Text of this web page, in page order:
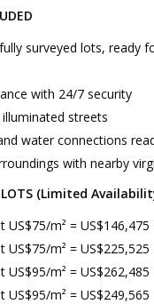
surveyed lots, ready
with 24/7 security
illuminated streets
water connections
with nearby
LOTS (Limited
US$75/m² = US$146,475
US$75/m² = US$225,525
US$95/m² = US$262,485
US$95/m² = US$249,565